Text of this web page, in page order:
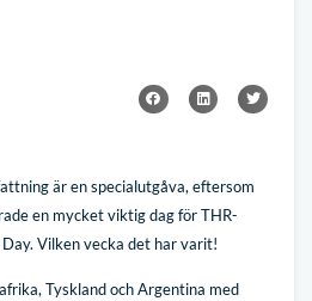
är en specialutgåva, eftersom
en mycket viktig dag för THR-
Vilken vecka det har varit!
Tyskland och Argentina med